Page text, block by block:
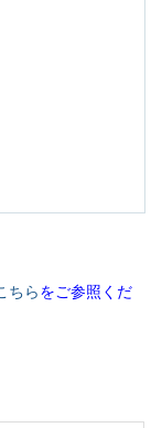
ちらをご参照くだ